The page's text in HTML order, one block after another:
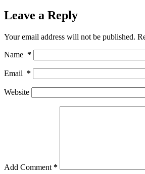
Leave a Reply
Your email address will not be published.
Name *
Email *
Website
Add Comment *